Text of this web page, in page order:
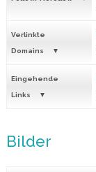
Verlinkte
Domains
Eingehende
Links
Bilder